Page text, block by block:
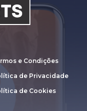
e Condições
de Privacidade
de Cookies